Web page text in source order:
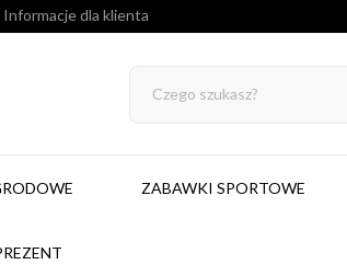
Informacje dla klienta
ZABAWKI SPORTOWE